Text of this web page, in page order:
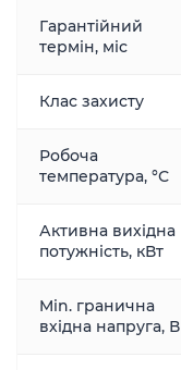
Гарантійний
термін, міс
Клас захисту
Робоча
температура, °С
Активна вихідна
потужність, кВт
Min. гранична
вхідна напруга, В